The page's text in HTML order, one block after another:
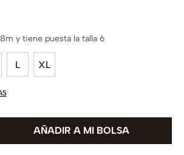
L XL
y tiene puesta la talla 6